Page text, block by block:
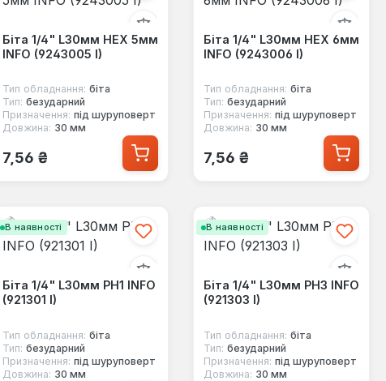
Біта 1/4" L30мм HEX 5мм
INFO (9243005 I)
Тип обладнання: біта
Тип: безударний
Призначення: під шуруповерт
Довжина: 30 мм
Звичайна ціна:
7,56 ₴
Біта 1/4" L30мм HEX 6мм
INFO (9243006 I)
Тип обладнання: біта
Тип: безударний
Призначення: під шуруповерт
Довжина: 30 мм
Звичайна ціна:
7,56 ₴
В наявності
Біта 1/4" L30мм PH1 INFO
(921301 I)
Тип обладнання: біта
Тип: безударний
Призначення: під шуруповерт
Довжина: 30 мм
В наявності
Біта 1/4" L30мм PH3 INFO
(921303 I)
Тип обладнання: біта
Тип: безударний
Призначення: під шуруповерт
Довжина: 30 мм